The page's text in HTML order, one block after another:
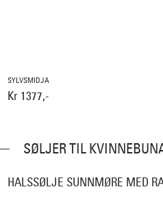
SYLVSMIDJA
Kr 1377,-
SØLJER TIL
HALSSØLJE SUNNMØRE MED